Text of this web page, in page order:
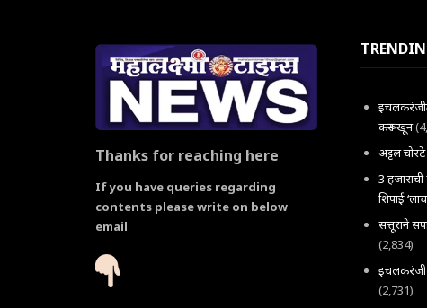
Thanks for reaching here
If you have queries regarding
contents please write on below
email
इचलकरंजीत
करून खून
अट्टल
3 हजाराची
शिपाई
सत्तूराने
(2,834)
(2,731)